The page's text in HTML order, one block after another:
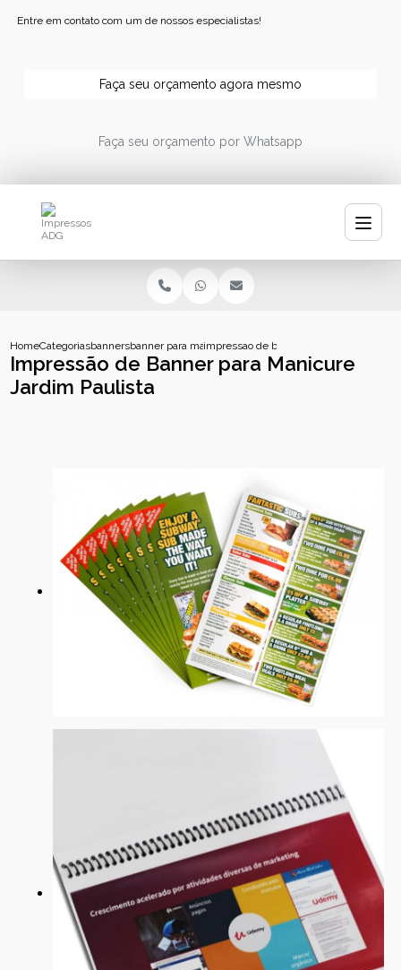
Entre em contato com um de nossos especialistas!
Faça seu orçamento agora mesmo
Faça seu orçamento por Whatsapp
HomeCategoriasbannersbanner para manicureimpressao de banner para manicure
Impressão de Banner para Manicure
Jardim Paulista